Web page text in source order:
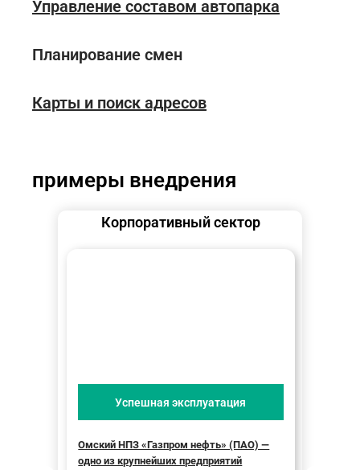
Управление составом автопарка
Планирование смен
Карты и поиск адресов
примеры внедрения
Корпоративный сектор
Успешная эксплуатация
Омский НПЗ «Газпром нефть» (ПАО) —
одно из крупнейших предприятий